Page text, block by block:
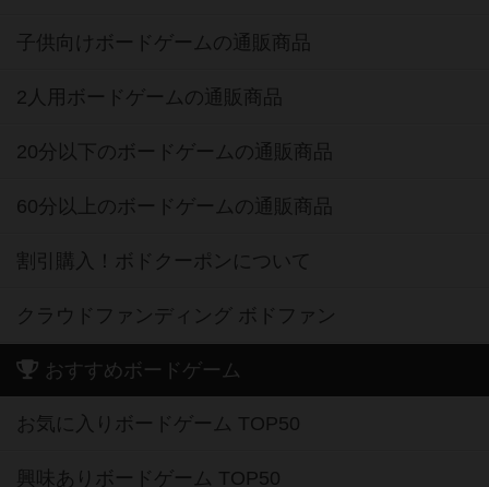
子供向けボードゲームの通販商品
2人用ボードゲームの通販商品
20分以下のボードゲームの通販商品
60分以上のボードゲームの通販商品
割引購入！ボドクーポンについて
クラウドファンディング ボドファン
おすすめボードゲーム
お気に入りボードゲーム TOP50
興味ありボードゲーム TOP50